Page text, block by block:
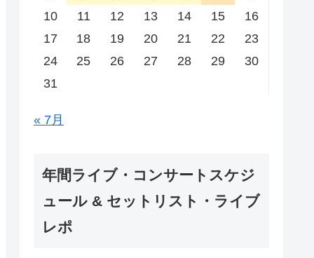
10
11 12 13 14 15
16
17
18 19 20 21 22
23
24
25 26 27 28 29
30
31
« 7月
年間ライブ・コンサートスケジ
ュール & セットリスト・ライブ
レポ